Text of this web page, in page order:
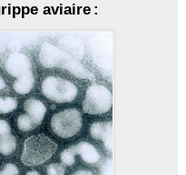
aviaire :